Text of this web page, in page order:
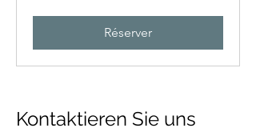
Réserver
Kontaktieren Sie uns